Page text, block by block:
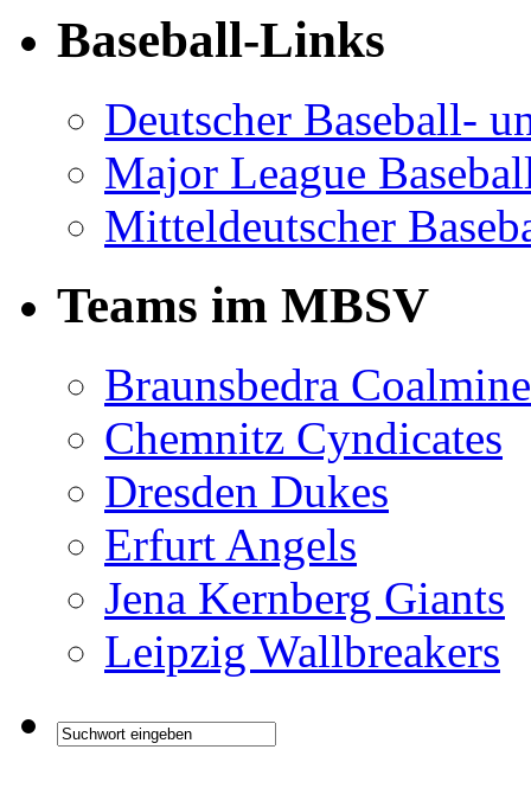
Baseball-Links
Deutscher Baseball-
Major League
Mitteldeutscher
Teams im MBSV
Braunsbedra
Chemnitz Cyndicates
Dresden Dukes
Erfurt Angels
Jena Kernberg Giants
Leipzig Wallbreakers